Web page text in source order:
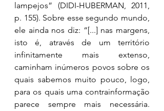
lampejos” (DIDI-HUBERMAN, 2011,
p. 155). Sobre esse segundo mundo,
ele ainda nos diz: “[...] nas margens,
isto é, através de um território
infinitamente mais extenso,
caminham inúmeros povos sobre os
quais sabemos muito pouco, logo,
para os quais uma contrainformação